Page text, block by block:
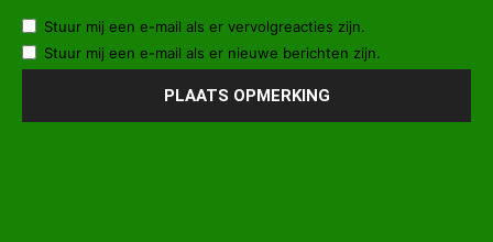
Stuur mij een e-mail als er vervolgreacties zijn.
Stuur mij een e-mail als er nieuwe berichten zijn.